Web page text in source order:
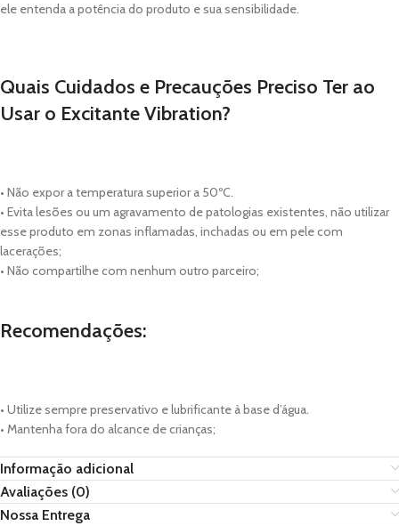
ele entenda a potência do produto e sua sensibilidade.
Quais Cuidados e Precauções Preciso Ter ao
Usar o Excitante Vibration?
• Não expor a temperatura superior a 50ºC.
• Evita lesões ou um agravamento de patologias existentes, não utilizar
esse produto em zonas inflamadas, inchadas ou em pele com
lacerações;
• Não compartilhe com nenhum outro parceiro;
Recomendações:
• Utilize sempre preservativo e lubrificante à base d’água.
• Mantenha fora do alcance de crianças;
Informação adicional
Avaliações (0)
Nossa Entrega